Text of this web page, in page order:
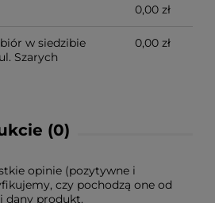
0,00 zł
w siedzibie
Szarych
0,00 zł
(0)
opinie (pozytywne i
czy pochodzą one od
dany produkt.